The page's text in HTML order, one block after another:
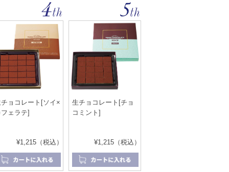
ョコレート[ソイ×
フェラテ]
¥1,215（税込）
生チョコレート[チョ
コミント]
¥1,215（税込）